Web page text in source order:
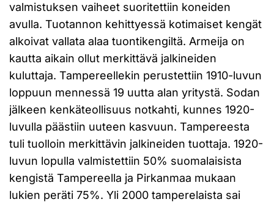
valmistuksen vaiheet suoritettiin koneiden
avulla. Tuotannon kehittyessä kotimaiset kengät
alkoivat vallata alaa tuontikengiltä. Armeija on
kautta aikain ollut merkittävä jalkineiden
kuluttaja. Tampereellekin perustettiin 1910-luvun
loppuun mennessä 19 uutta alan yritystä. Sodan
jälkeen kenkäteollisuus notkahti, kunnes 1920-
luvulla päästiin uuteen kasvuun. Tampereesta
tuli tuolloin merkittävin jalkineiden tuottaja. 1920-
luvun lopulla valmistettiin 50% suomalaisista
kengistä Tampereella ja Pirkanmaa mukaan
lukien peräti 75%. Yli 2000 tamperelaista sai